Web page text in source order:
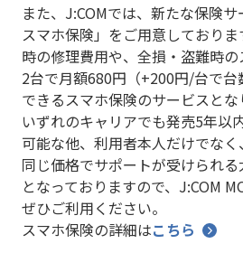
また、J:COMでは、新たな保険
スマホ保険」をご用意しており
時の修理費用や、全損・盗難時の
2台で月額680円（+200円/台で
できるスマホ保険のサービスとな
いずれのキャリアでも発売5年以
可能な他、利用者本人だけでな
同じ価格でサポートが受けられ
となっておりますので、J:COM
ぜひご利用ください。
スマホ保険の詳細はこちら